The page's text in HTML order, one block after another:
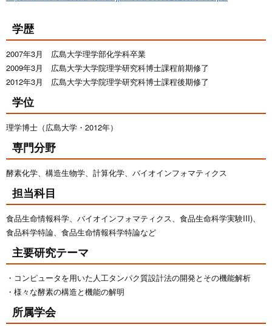
学歴
2007年3月 広島大学理学部化学科卒業
2009年3月 広島大学大学院理学研究科博士課程前期修了
2012年3月 広島大学大学院理学研究科博士課程後期修了
学位
理学博士（広島大学・2012年）
専門分野
酵素化学、構造生物学、計算化学、バイオインフォマティクス
担当科目
食品生命情報科学、バイオインフォマティクス、食品生命科学実験III)、
食品科学特論、食品生命情報科学特論など
主要研究テーマ
コンピュータを用いた人工タンパク質設計法の開発とその機能解析
様々な酵素の構造と機能の解明
所属学会